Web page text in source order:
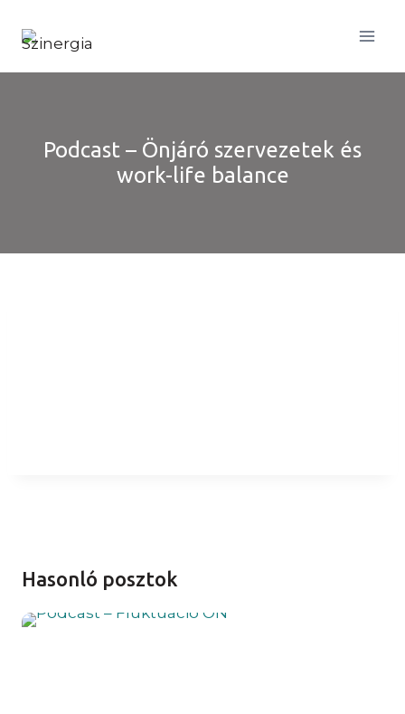
content
Podcast – Önjáró szervezetek és
work-life balance
Hasonló posztok